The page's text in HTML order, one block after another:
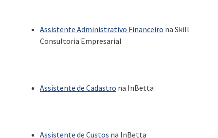
Assistente Administrativo Financeiro na Skill
Consultoria Empresarial
Assistente de Cadastro na InBetta
Assistente de Custos na InBetta